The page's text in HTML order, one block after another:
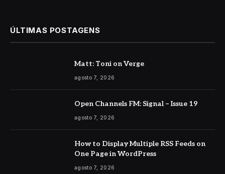
ÚLTIMAS POSTAGENS
Matt: Toni on Verge
agosto 7, 2026
Open Channels FM: Signal – Issue 19
agosto 7, 2026
How to Display Multiple RSS Feeds on
One Page in WordPress
agosto 7, 2026